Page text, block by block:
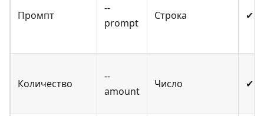
Промпт
--
prompt
Строка ✔
Количество
--
amount
Число ✔